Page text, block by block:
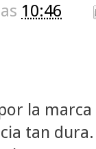
10:46
la
tan